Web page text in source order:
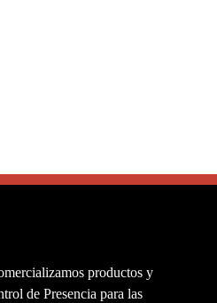
productos y
de Presencia para las